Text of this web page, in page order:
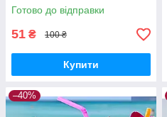
Готово до відправки
51 ₴ 100 ₴
Купити
–40%